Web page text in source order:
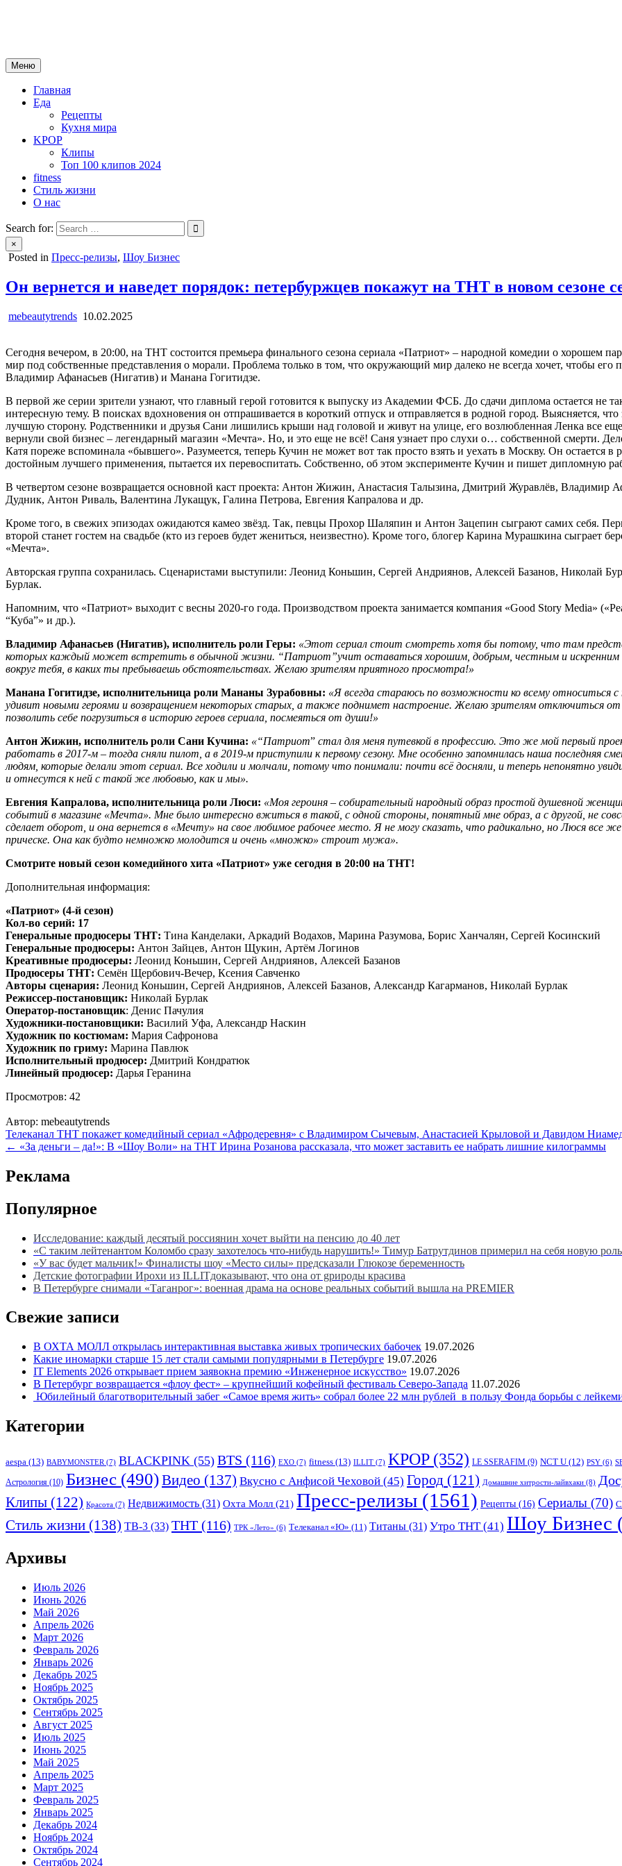
Меню
Главная
Еда
Рецепты
Кухня мира
KPOP
Клипы
Топ 100 клипов 2024
fitness
Стиль жизни
О нас
Search for:
×
Posted in Пресс-релизы, Шоу Бизнес
Он вернется и наведет порядок: петербуржцев покажут на ТНТ в новом сезоне
mebeautytrends 10.02.2025
Сегодня вечером, в 20:00, на ТНТ состоится премьера финального сезона сериала «Патриот» – народной комедии о хорошем
мир под собственные представления о морали. Проблема только в том, что окружающий мир далеко не всегда хочет, чтобы
Владимир Афанасьев (Нигатив) и Манана Гогитидзе.
В первой же серии зрители узнают, что главный герой готовится к выпуску из Академии ФСБ. До сдачи диплома остается не
интересную тему. В поисках вдохновения он отпрашивается в короткий отпуск и отправляется в родной город. Выясняется,
лучшую сторону. Родственники и друзья Сани лишились крыши над головой и живут на улице, его возлюбленная Ленка все
вернули свой бизнес – легендарный магазин «Мечта». Но, и это еще не всё! Саня узнает про слухи о… собственной смерти.
Катя пореже вспоминала «бывшего». Разумеется, теперь Кучин не может вот так просто взять и уехать в Москву. Он остается
достойным лучшего применения, пытается их перевоспитать. Собственно, об этом эксперименте Кучин и пишет дипломную
В четвертом сезоне возвращается основной каст проекта: Антон Жижин, Анастасия Талызина, Дмитрий Журавлёв,
Дудник, Антон Риваль, Валентина Лукащук, Галина Петрова, Евгения Капралова и др.
Кроме того, в свежих эпизодах ожидаются камео звёзд. Так, певцы Прохор Шаляпин и Антон Зацепин сыграют самих себя.
второй станет гостем на свадьбе (кто из героев будет жениться, неизвестно). Кроме того, блогер Карина Мурашкина сыграет
«Мечта».
Авторская группа сохранилась. Сценаристами выступили: Леонид Коньшин, Сергей Андриянов, Алексей Базанов, Николай
Бурлак.
Напомним, что «Патриот» выходит с весны 2020-го года. Производством проекта занимается компания «Good Story Media»
“Куба”» и др.).
Владимир Афанасьев (Нигатив), исполнитель роли Геры: «Этот сериал стоит смотреть хотя бы потому, что там
которых каждый может встретить в обычной жизни. “Патриот”учит оставаться хорошим, добрым, честным и
вокруг тебя, в каких ты пребываешь обстоятельствах. Желаю зрителям приятного просмотра!»
Манана Гогитидзе, исполнительница роли Мананы Зурабовны: «Я всегда стараюсь по возможности ко всему
удивит новыми героями и возвращением некоторых старых, а также поднимет настроение. Желаю зрителям отключиться
позволить себе погрузиться в историю героев сериала, посмеяться от души!»
Антон Жижин, исполнитель роли Сани Кучина: «“Патриот” стал для меня путевкой в профессию. Это же мой первый
работать в 2017-м – тогда сняли пилот, а в 2019-м приступили к первому сезону. Мне особенно запомнилась наша последняя
людям, которые делали этот сериал. Все ходили и молчали, потому что понимали: почти всё досняли, и теперь непонятно
и отнесутся к ней с такой же любовью, как и мы».
Евгения Капралова, исполнительница роли Люси: «Моя героиня – собирательный народный образ простой душевной
событий в магазине «Мечта». Мне было интересно вжиться в такой, с одной стороны, понятный мне образ, а с другой, не
сделает оборот, и она вернется в «Мечту» на свое любимое рабочее место. Я не могу сказать, что радикально, но Люся
прическе. Она как будто немножко молодится и очень «множко» строит мужа».
Смотрите новый сезон комедийного хита «Патриот» уже сегодня в 20:00 на ТНТ!
Дополнительная информация:
«Патриот» (4-й сезон)
Кол-во серий: 17
Генеральные продюсеры ТНТ: Тина Канделаки, Аркадий Водахов, Марина Разумова, Борис Ханчалян, Сергей Косинский
Генеральные продюсеры: Антон Зайцев, Антон Щукин, Артём Логинов
Креативные продюсеры: Леонид Коньшин, Сергей Андриянов, Алексей Базанов
Продюсеры ТНТ: Семён Щербович-Вечер, Ксения Савченко
Авторы сценария: Леонид Коньшин, Сергей Андриянов, Алексей Базанов, Александр Кагарманов, Николай Бурлак
Режиссер-постановщик: Николай Бурлак
Оператор-постановщик: Денис Пачулия
Художники-постановщики: Василий Уфа, Александр Наскин
Художник по костюмам: Мария Сафронова
Художник по гриму: Марина Павлюк
Исполнительный продюсер: Дмитрий Кондратюк
Линейный продюсер: Дарья Геранина
Просмотров: 42
Автор: mebeautytrends
Навигация
по
записям
Телеканал ТНТ покажет комедийный сериал «Афродеревня» с Владимиром Сычевым, Анастасией Крыловой и Давидом
← «За деньги – да!»: В «Шоу Воли» на ТНТ Ирина Розанова рассказала, что может заставить ее набрать лишние килограммы
Реклама
Популярное
Исследование: каждый десятый россиянин хочет выйти на пенсию до 40 лет
«С таким лейтенантом Коломбо сразу захотелось что-нибудь нарушить!» Тимур Батрутдинов примерил на себя новую
«У вас будет мальчик!» Финалисты шоу «Место силы» предсказали Глюкозе беременность
Детские фотографии Ирохи из ILLITдоказывают, что она от gрироды красива
В Петербурге снимали «Таганрог»: военная драма на основе реальных событий вышла на PREMIER
Свежие записи
В ОХТА МОЛЛ открылась интерактивная выставка живых тропических бабочек 19.07.2026
Какие иномарки старше 15 лет стали самыми популярными в Петербурге 19.07.2026
IT Elements 2026 открывает прием заявокна премию «Инженерное искусство» 19.07.2026
В Петербург возвращается «флоу фест» – крупнейший кофейный фестиваль Северо-Запада 11.07.2026
Юбилейный благотворительный забег «Самое время жить» собрал более 22 млн рублей в пользу Фонда борьбы с
Категории
aespa (13) BABYMONSTER (7) BLACKPINK (55) BTS (116) EXO (7) fitness (13) ILLIT (7) KPOP(352) LE SSERAFIM (9) NCT U (12) PSY (6)
Астрология (10) Бизнес (490)Видео (137) Вкусно с Анфисой Чеховой (45) Город (121) Домашние хитрости-лайвхаки (8)
Клипы (122) Красота (7) Недвижимость (31) Охта Молл (21) Пресс-релизы (1561) Рецепты (16) Сериалы (70)
Стиль жизни (138) ТВ-3 (33) ТНТ (116) ТРК «Лето» (6) Телеканал «Ю» (11) Титаны (31) Утро ТНТ(41) Шоу Бизнес
Архивы
Июль 2026
Июнь 2026
Май 2026
Апрель 2026
Март 2026
Февраль 2026
Январь 2026
Декабрь 2025
Ноябрь 2025
Октябрь 2025
Сентябрь 2025
Август 2025
Июль 2025
Июнь 2025
Май 2025
Апрель 2025
Март 2025
Февраль 2025
Январь 2025
Декабрь 2024
Ноябрь 2024
Октябрь 2024
Сентябрь 2024